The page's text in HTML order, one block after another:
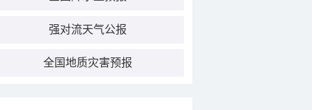
强对流天气公报
全国地质灾害预报